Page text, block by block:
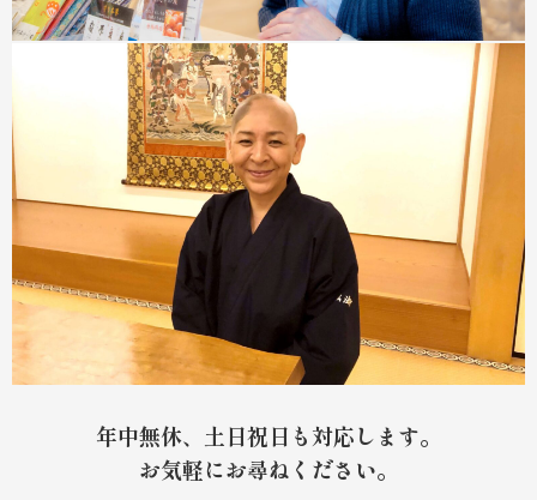
年中無休、土日祝日も対応します。
お気軽にお尋ねください。